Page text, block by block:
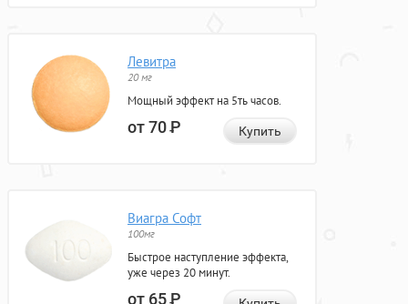
Левитра
20 мг
Мощный эффект на 5ть часов.
от 70Р Купить
Виагра Софт
100мг
Быстрое наступление эффекта,
уже через 20 минут.
от 65Р